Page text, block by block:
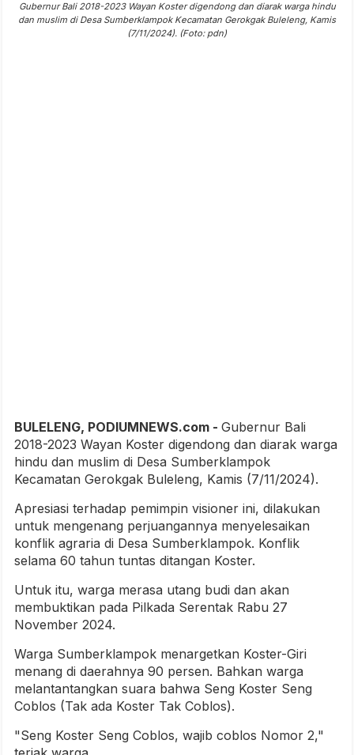
Gubernur Bali 2018-2023 Wayan Koster digendong dan diarak warga hindu
dan muslim di Desa Sumberklampok Kecamatan Gerokgak Buleleng, Kamis
(7/11/2024). (Foto: pdn)
BULELENG, PODIUMNEWS.com - Gubernur Bali
2018-2023 Wayan Koster digendong dan diarak warga
hindu dan muslim di Desa Sumberklampok
Kecamatan Gerokgak Buleleng, Kamis (7/11/2024).
Apresiasi terhadap pemimpin visioner ini, dilakukan
untuk mengenang perjuangannya menyelesaikan
konflik agraria di Desa Sumberklampok. Konflik
selama 60 tahun tuntas ditangan Koster.
Untuk itu, warga merasa utang budi dan akan
membuktikan pada Pilkada Serentak Rabu 27
November 2024.
Warga Sumberklampok menargetkan Koster-Giri
menang di daerahnya 90 persen. Bahkan warga
melantantangkan suara bahwa Seng Koster Seng
Coblos (Tak ada Koster Tak Coblos).
"Seng Koster Seng Coblos, wajib coblos Nomor 2,"